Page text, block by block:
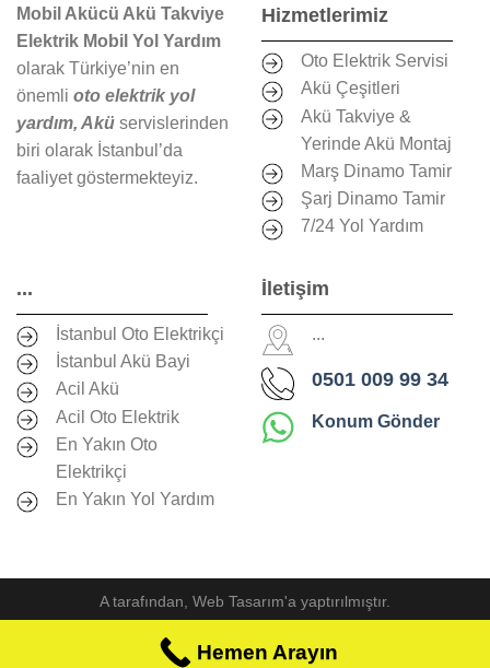
Mobil Akücü Akü Takviye
Elektrik Mobil Yol Yardım
olarak Türkiye’nin en
önemli oto elektrik yol
yardım, Akü servislerinden
biri olarak İstanbul’da
faaliyet göstermekteyiz.
Hizmetlerimiz
Oto Elektrik Servisi
Akü Çeşitleri
Akü Takviye &
Yerinde Akü Montaj
Marş Dinamo Tamir
Şarj Dinamo Tamir
7/24 Yol Yardım
...
İstanbul Oto Elektrikçi
İstanbul Akü Bayi
Acil Akü
Acil Oto Elektrik
En Yakın Oto
Elektrikçi
En Yakın Yol Yardım
İletişim
...
0501 009 99 34
Konum Gönder
Atarafından, Web Tasarım'a yaptırılmıştır.
Hemen Arayın
Hemen Arayın